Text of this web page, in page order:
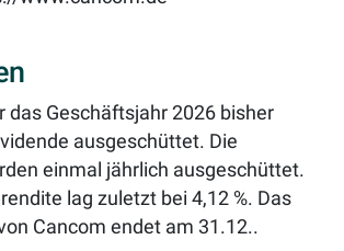
das Geschäftsjahr 2026 bisher
ausgeschüttet. Die
einmal jährlich ausgeschüttet.
lag zuletzt bei 4,12 %. Das
Cancom endet am 31.12..